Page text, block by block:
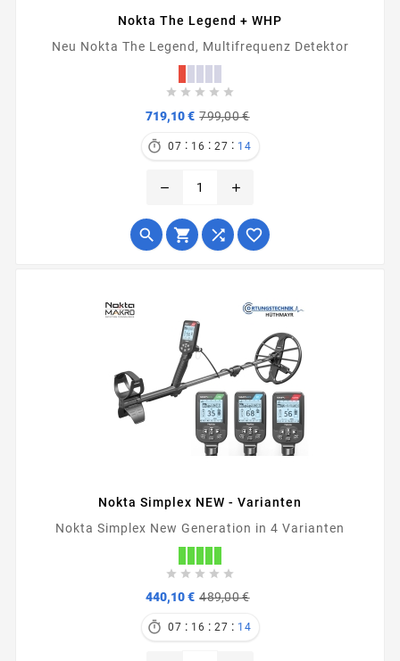
Nokta The Legend + WHP
Neu Nokta The Legend, Multifrequenz Detektor
    
719,10 € 799,00 €
 07 : 16 : 27 : 13
remove add
   
Nokta Simplex NEW - Varianten
Nokta Simplex New Generation in 4 Varianten
    
440,10 € 489,00 €
 07 : 16 : 27 : 13